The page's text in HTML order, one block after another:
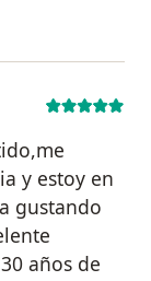
y estoy en
gustando
años de